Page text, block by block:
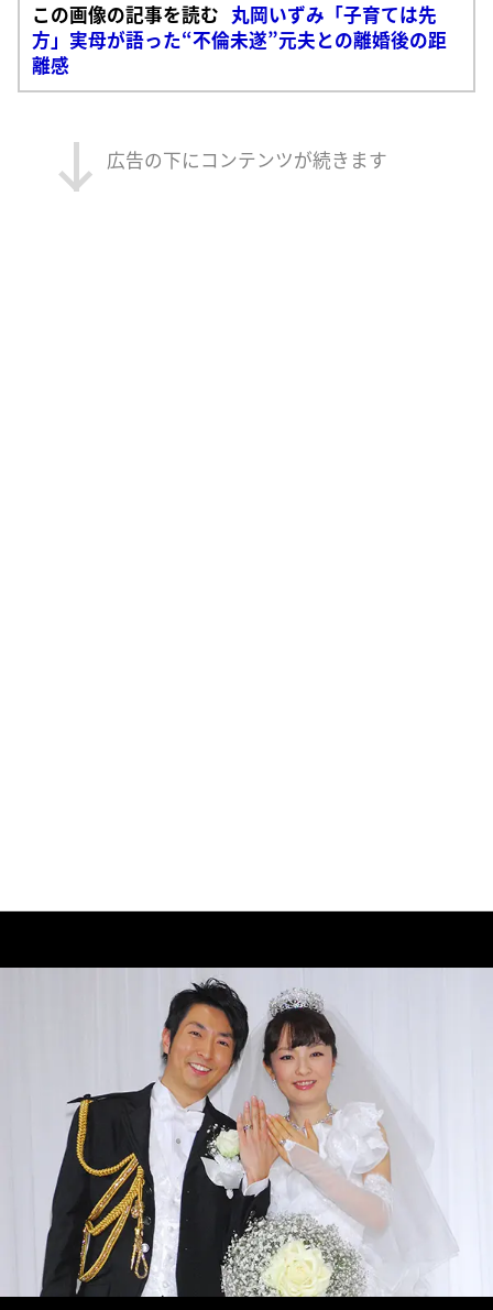
この画像の記事を読む 丸岡いずみ「子育ては先
方」実母が語った“不倫未遂”元夫との離婚後の距
離感
広告の下にコンテンツが続きます